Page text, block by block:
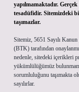
yapılmamaktadır.
tesadüfidir. Sitemizdeki
taşımazlar.
Sitemiz, 5651 Sayılı
(BTK) tarafından
nedenle, sitedeki içerikleri
yükümlülüğümüz
sorumluluğunu taşımakta
sayılırlar.